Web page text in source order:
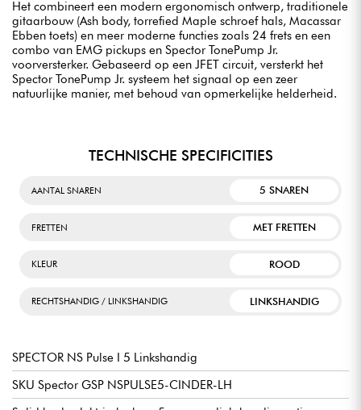
Het combineert een modern ergonomisch ontwerp, traditionele
gitaarbouw (Ash body, torrefied Maple schroef hals, Macassar
Ebben toets) en meer moderne functies zoals 24 frets en een
combo van EMG pickups en Spector TonePump Jr.
voorversterker. Gebaseerd op een JFET circuit, versterkt het
Spector TonePump Jr. systeem het signaal op een zeer
natuurlijke manier, met behoud van opmerkelijke helderheid.
TECHNISCHE SPECIFICITIES
AANTAL SNAREN 5 SNAREN
FRETTEN MET FRETTEN
KLEUR ROOD
RECHTSHANDIG / LINKSHANDIG LINKSHANDIG
SPECTOR NS Pulse I 5 Linkshandig
SKU Spector GSP NSPULSE5-CINDER-LH